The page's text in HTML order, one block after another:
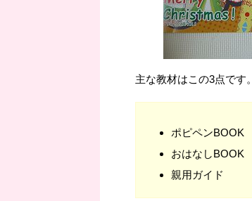
主な教材はこの3点です。
ポピペンBOOK
おはなしBOOK
親用ガイド